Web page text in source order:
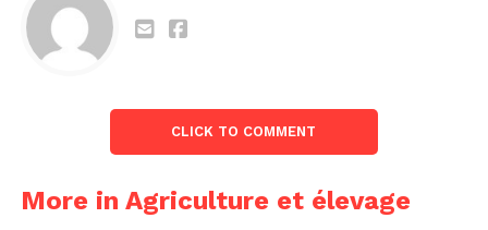
votre argent sans faire le travail. Ils pensent que
l’agriculture est une tâche pénible et sans valeur.
chinoises sans aucune compétence. La localité
remplie d’entreprises, il est très difficile de
Elle indique que : « Pendant la saison sèche, j’avais
CLICK TO COMMENT
More in Agriculture et élevage